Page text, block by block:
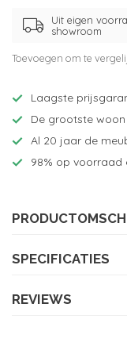
Uit eigen
showroom
Toevoegen om te
Laagste
De grootste
Al 20 jaar de
98% op voorraad
SPECIFICATIES
REVIEWS